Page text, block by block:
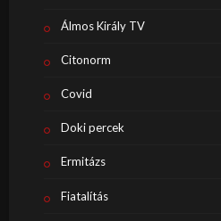
Álmos Király TV
Citonorm
Covid
Doki percek
Ermitázs
Fiatalítás